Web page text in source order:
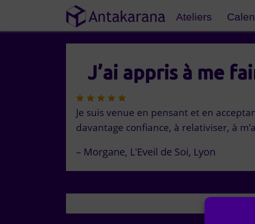
Ateliers
J’ai appris à me
Je suis venue en pensant et en
davantage confiance, à relativiser, à
Morgane L'Eveil de Soi Lyon